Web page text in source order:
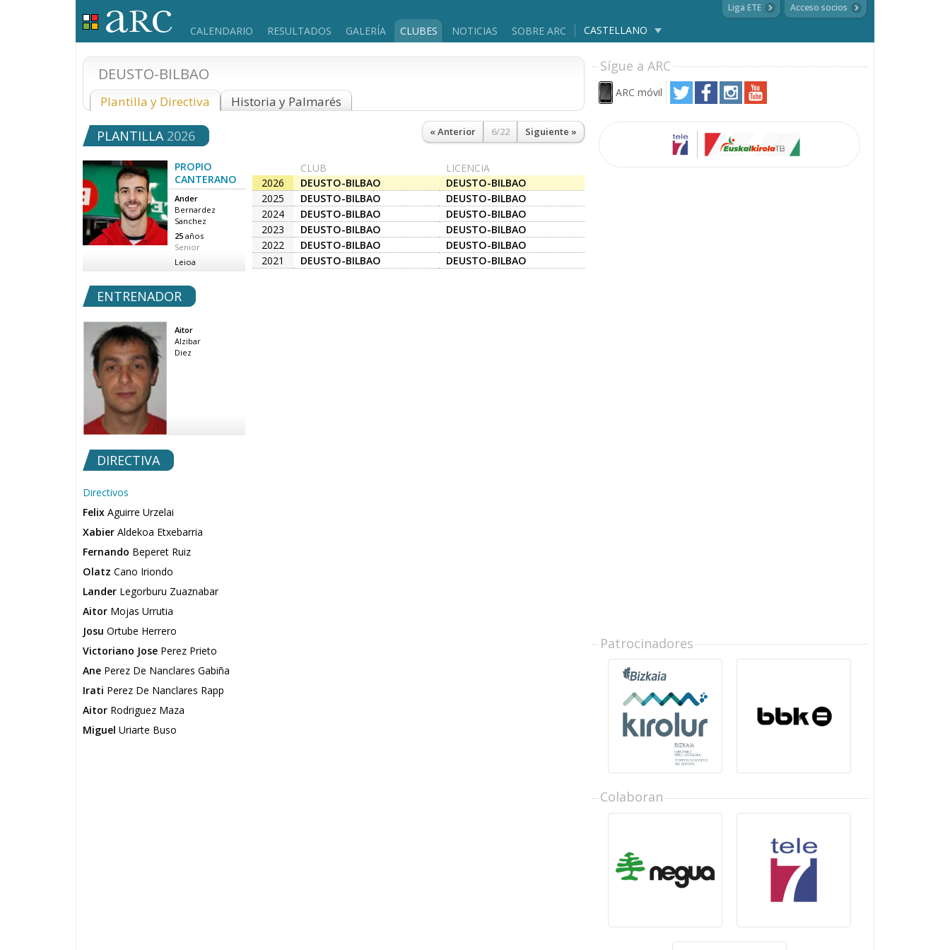
CALENDARIO RESULTADOS GALERÍA CLUBES NOTICIAS SOBRE ARC CASTELLANO
Liga ETE Acceso socios
DEUSTO-BILBAO
Plantilla y Directiva Historia y Palmarés
« Anterior 6/22 Siguiente »
PLANTILLA 2026
PROPIO
CANTERANO
Ander
Bernardez
Sanchez
25 años
Senior
Leioa
CLUB
LICENCIA
2026
DEUSTO-BILBAO
DEUSTO-BILBAO
2025
DEUSTO-BILBAO
DEUSTO-BILBAO
2024
DEUSTO-BILBAO
DEUSTO-BILBAO
2023
DEUSTO-BILBAO
DEUSTO-BILBAO
2022
DEUSTO-BILBAO
DEUSTO-BILBAO
2021
DEUSTO-BILBAO DEUSTO-BILBAO
ENTRENADOR
Aitor
Alzibar
Diez
DIRECTIVA
Directivos
Felix Aguirre Urzelai
Xabier Aldekoa Etxebarria
Fernando Beperet Ruiz
Olatz Cano Iriondo
Lander Legorburu Zuaznabar
Aitor Mojas Urrutia
Josu Ortube Herrero
Victoriano Jose Perez Prieto
Ane Perez De Nanclares Gabiña
Irati Perez De Nanclares Rapp
Aitor Rodriguez Maza
Miguel Uriarte Buso
Sígue a ARC
ARC móvil
Patrocinadores
Colaboran